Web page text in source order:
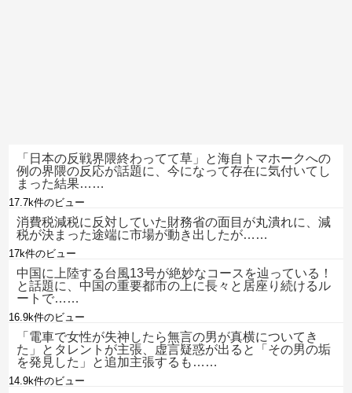
「日本の反戦界隈終わってて草」と海自トマホークへの
例の界隈の反応が話題に、今になって存在に気付いてし
まった結果……
17.7k件のビュー
消費税減税に反対していた財務省の面目が丸潰れに、減
税が決まった途端に市場が動き出したが……
17k件のビュー
中国に上陸する台風13号が絶妙なコースを辿っている！
と話題に、中国の重要都市の上に長々と居座り続けるル
ートで……
16.9k件のビュー
「電車で女性が失神したら無言の男が真横についてき
た」とタレントが主張、虚言疑惑が出ると「その男の垢
を発見した」と追加主張するも……
14.9k件のビュー